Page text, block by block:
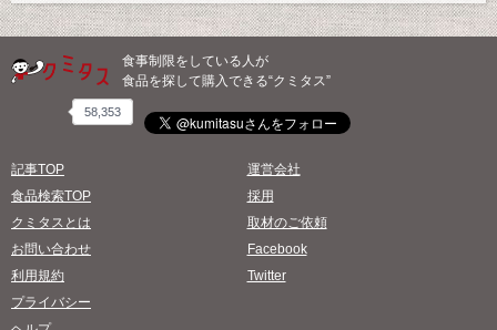
食事制限をしている人が
食品を探して購入できる“クミタス”
58,353
記事TOP
食品検索TOP
クミタスとは
お問い合わせ
利用規約
プライバシー
運営会社
採用
取材のご依頼
Facebook
Twitter